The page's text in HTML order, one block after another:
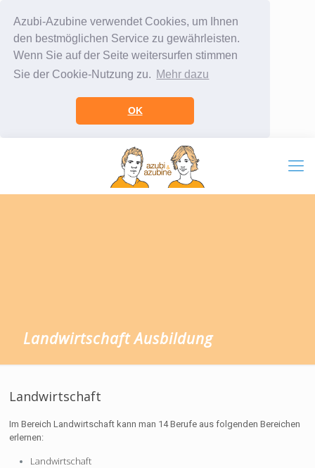
Azubi-Azubine verwendet Cookies, um Ihnen
den bestmöglichen Service zu gewährleisten.
Wenn Sie auf der Seite weitersurfen stimmen
Sie der Cookie-Nutzung zu. Mehr dazu
OK
Landwirtschaft Ausbildung
Landwirtschaft
Im Bereich Landwirtschaft kann man 14 Berufe aus folgenden Bereichen
erlernen:
Landwirtschaft